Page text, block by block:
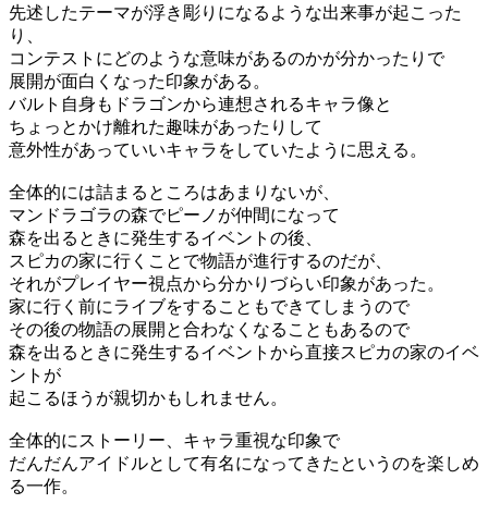
先述したテーマが浮き彫りになるような出来事が起こった
り、
コンテストにどのような意味があるのかが分かったりで
展開が面白くなった印象がある。
バルト自身もドラゴンから連想されるキャラ像と
ちょっとかけ離れた趣味があったりして
意外性があっていいキャラをしていたように思える。
全体的には詰まるところはあまりないが、
マンドラゴラの森でピーノが仲間になって
森を出るときに発生するイベントの後、
スピカの家に行くことで物語が進行するのだが、
それがプレイヤー視点から分かりづらい印象があった。
家に行く前にライブをすることもできてしまうので
その後の物語の展開と合わなくなることもあるので
森を出るときに発生するイベントから直接スピカの家のイベ
ントが
起こるほうが親切かもしれません。
全体的にストーリー、キャラ重視な印象で
だんだんアイドルとして有名になってきたというのを楽しめ
る一作。